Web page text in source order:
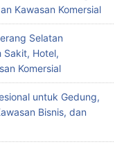
Kawasan Komersial
Selatan
Sakit, Hotel,
Komersial
untuk Gedung,
Bisnis, dan